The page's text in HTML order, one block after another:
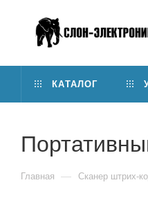
КАТАЛОГ
Главная — Сканер штрих-